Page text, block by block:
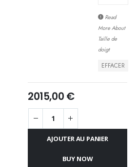
Read
More About
Taille de
doigt
EFFACER
2015,00 €
AJOUTER AU PANIER
BUY NOW